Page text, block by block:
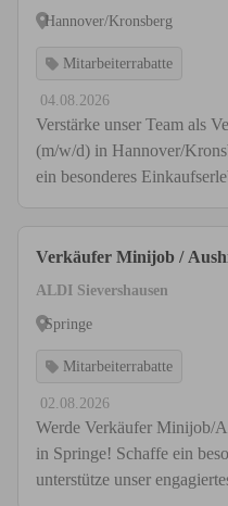
Hannover/Kronsberg
Mitarbeiterrabatte
04.08.2026
Verstärke unser Team als
(m/w/d) in Hannover/
ein besonderes
Verkäufer Minijob /
ALDI Sievershausen
Springe
Mitarbeiterrabatte
02.08.2026
Werde Verkäufer Minijob/
in Springe! Schaffe ein
unterstütze unser